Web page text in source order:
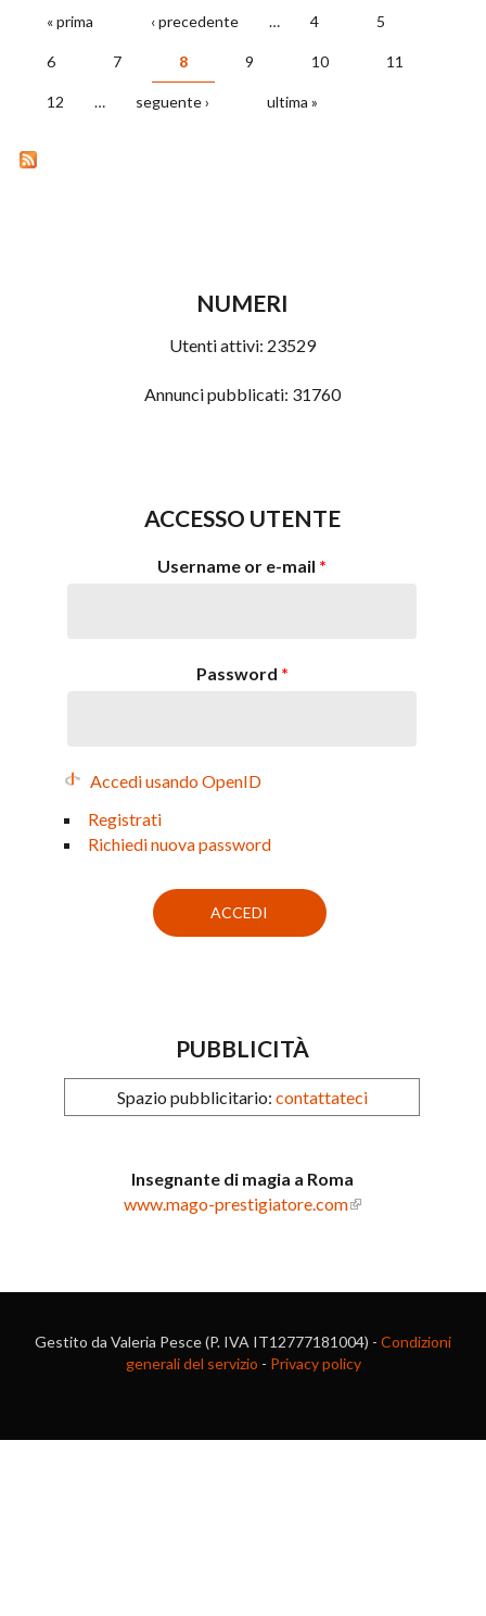
PAGINE
« prima ‹ precedente … 4 5
6 7 8 9 10 11
12 … seguente › ultima »
NUMERI
Utenti attivi: 23529
Annunci pubblicati: 31760
ACCESSO UTENTE
Username or e-mail *
Password *
Accedi usando OpenID
Registrati
Richiedi nuova password
PUBBLICITÀ
Spazio pubblicitario: contattateci
Insegnante di magia a Roma
www.mago-prestigiatore.com
Gestito da Valeria Pesce (P. IVA IT12777181004) - Condizioni
generali del servizio - Privacy policy